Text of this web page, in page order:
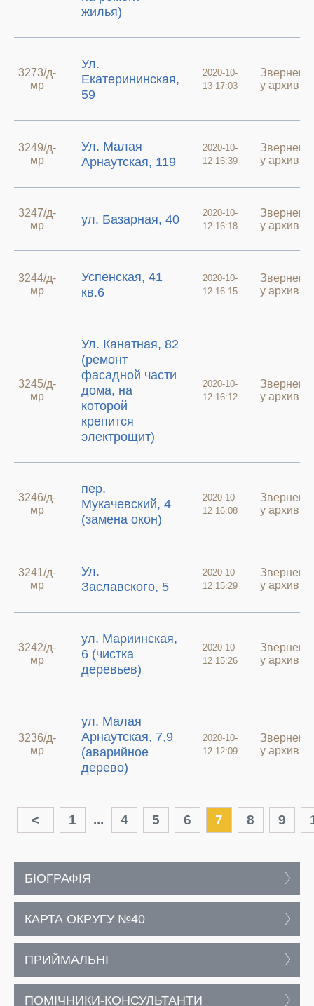
жилья)
3273/д-
мр
Ул.
Екатерининская,
59
2020-10-
13 17:03
у архиві
3249/д-
мр
Ул. Малая
Арнаутская, 119
2020-10-
12 16:39
у архиві
3247/д-
мр
ул. Базарная, 40
2020-10-
12 16:18
у архиві
3244/д-
мр
Успенская, 41
кв.6
2020-10-
12 16:15
у архиві
3245/д-
мр
Ул. Канатная, 82
(ремонт
фасадной части
дома, на
которой
крепится
электрощит)
2020-10-
12 16:12
у архиві
3246/д-
мр
пер.
Мукачевский, 4
(замена окон)
2020-10-
12 16:08
у архиві
3241/д-
мр
Ул.
Заславского, 5
2020-10-
12 15:29
у архиві
3242/д-
мр
ул. Мариинская,
6 (чистка
деревьев)
2020-10-
12 15:26
у архиві
3236/д-
мр
ул. Малая
Арнаутская, 7,9
(аварийное
дерево)
2020-10-
12 12:09
у архиві
< 1 ... 4 5 6 7 8 9
БІОГРАФІЯ
КАРТА ОКРУГУ №40
ПРИЙМАЛЬНІ
ПОМІЧНИКИ-КОНСУЛЬТАНТИ